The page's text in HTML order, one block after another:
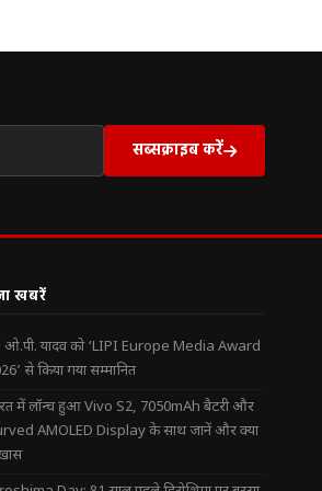
सब्सक्राइब करें
खबरें
ओ.पी. यादव को ‘LIPI Europe Media Award
से किया गया सम्मानित
में लॉन्च हुआ Vivo S2, 7050mAh बैटरी और
AMOLED Display के साथ जानें और क्या